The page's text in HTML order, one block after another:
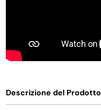
Descrizione del Prodotto